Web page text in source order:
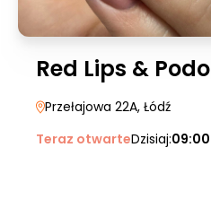
Red Lips &
Przełajowa 22A, Łódź
Teraz otwarteDzisiaj: